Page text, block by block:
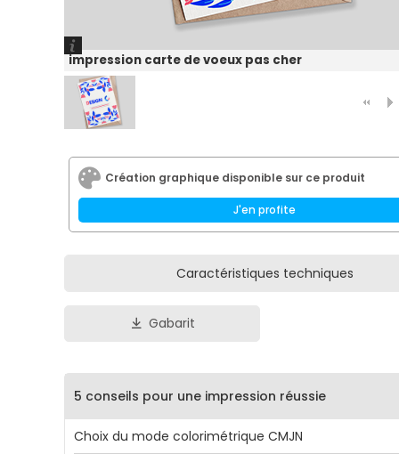
impression carte de voeux pas cher
Création graphique disponible sur ce produit
J'en profite
Caractéristiques techniques
Gabarit
5 conseils pour une impression réussie
Choix du mode colorimétrique CMJN